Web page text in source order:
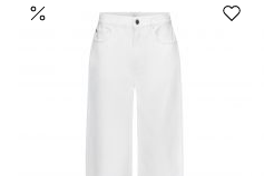
преимущественно во
Внутри марки есть идея, что
самобытной, выразительной